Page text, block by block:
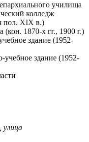
училища
колледж
пол. XIX в.)
1870-х гг., 1900 г.)
здание (1952-
здание (1952-
улица